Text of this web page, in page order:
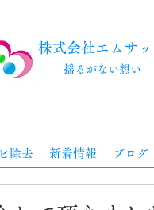
株式会社エムサッ
​揺るがない想い
除去 新着情報 ブログ